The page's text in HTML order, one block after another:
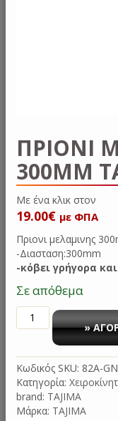
ΠΡΙΟΝΙ
300MM
Με ένα κλικ
19.00€ με ΦΠΑ
Πριονι μελαμινης
-Διασταση:300mm
-κόβει γρήγορα
Σε απόθεμα
Πριονι
μελαμινης
TAJIMA
ποσότητα
»
Κωδικός SKU: 82A-
Κατηγορία:
brand: TAJIMA
Μάρκα: TAJIMA